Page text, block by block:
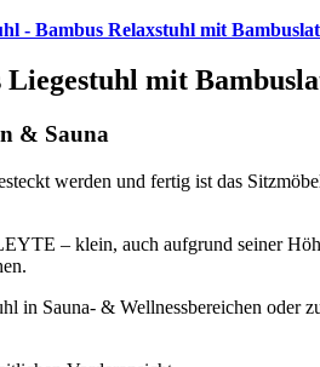
- Bambus Relaxstuhl mit
Liegestuhl mit
& Sauna
werden und fertig ist das
– klein, auch aufgrund seiner
in Sauna- & Wellnessbereichen oder